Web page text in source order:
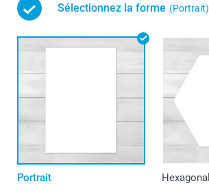
Sélectionnez la forme (Portrait)
Portrait Hexagonal